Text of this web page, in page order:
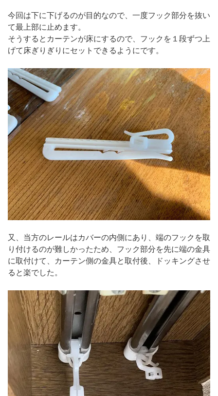
今回は下に下げるのが目的なので、一度フック部分を抜い
て最上部に止めます。
そうするとカーテンが床にするので、フックを１段ずつ上
げて床ぎりぎりにセットできるようにです。
又、当方のレールはカバーの内側にあり、端のフックを取
り付けるのが難しかったため、フック部分を先に端の金具
に取付けて、カーテン側の金具と取付後、ドッキングさせ
ると楽でした。